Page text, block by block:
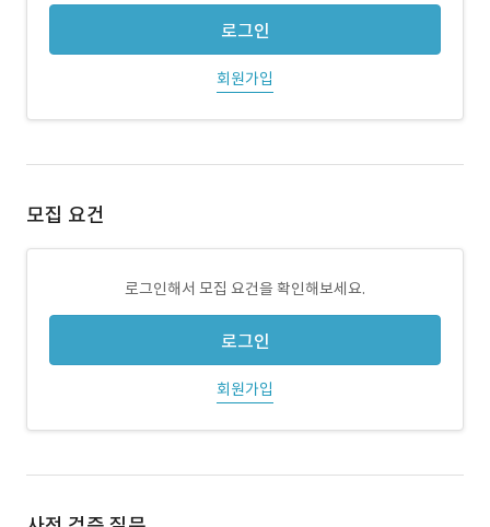
로그인
회원가입
모집 요건
로그인해서 모집 요건을 확인해보세요.
로그인
회원가입